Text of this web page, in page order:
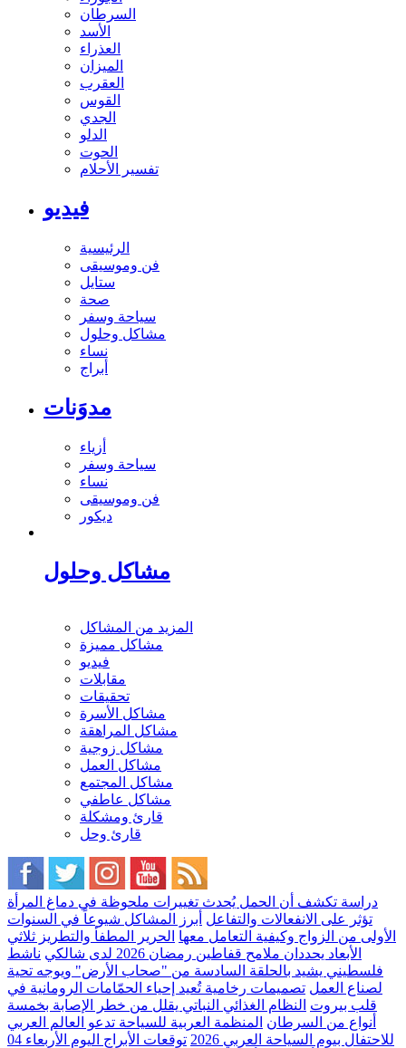
السرطان
الأسد
العذراء
الميزان
العقرب
القوس
الجدي
الدلو
الحوت
تفسير الأحلام
فيديو
الرئيسية
فن وموسيقى
ستايل
صحة
سياحة وسفر
مشاكل وحلول
نساء
أبراج
مدوَنات
أزياء
سياحة وسفر
نساء
فن وموسيقى
ديكور
مشاكل وحلول
المزيد من المشاكل
مشاكل مميزة
فيديو
مقابلات
تحقيقات
مشاكل الأسرة
مشاكل المراهقة
مشاكل زوجية
مشاكل العمل
مشاكل المجتمع
مشاكل عاطفي
قارئ ومشكلة
قارئ وحل
دراسة تكشف أن الحمل يُحدث تغييرات ملحوظة في دماغ المرأة
تؤثر على الانفعالات والتفاعل أبرز المشاكل شيوعاً في السنوات
الأولى من الزواج وكيفية التعامل معها الحرير المطفأ والتطريز ثلاثي
الأبعاد يحددان ملامح قفاطين رمضان 2026 لدى شالكي
ناشط
فلسطيني يشيد بالحلقة السادسة من "صحاب الأرض" ويوجه تحية
لصناع العمل تصميمات رخامية تُعيد إحياء الحمّامات الرومانية في
قلب بيروت النظام الغذائي النباتي يقلل من خطر الإصابة بخمسة
أنواع من السرطان المنظمة العربية للسياحة تدعو العالم العربي
للاحتفال بيوم السياحة العربي 2026
توقعات الأبراج اليوم الأربعاء 04